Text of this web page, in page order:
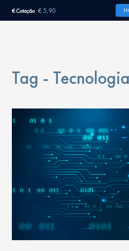
€ Cotação € 5,90
Tag - Tecnologia